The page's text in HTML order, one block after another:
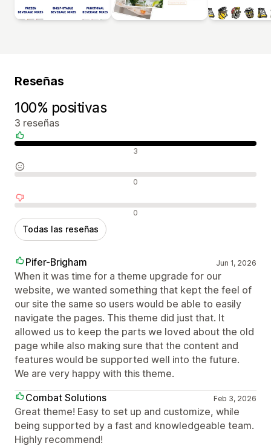
Reseñas
100% positivas
3 reseñas
Reseñas positivas 3
Reseñas neutras 0
Reseñas negativas 0
Todas las reseñas
Pifer-Brigham Jun 1, 2026
When it was time for a theme upgrade for our
website, we wanted something that kept the feel of
our site the same so users would be able to easily
navigate the pages. This theme did just that. It
allowed us to keep the parts we loved about the old
page while also making sure that the content and
features would be supported well into the future.
We are very happy with this theme.
Combat Solutions
Feb 3, 2026
Great theme! Easy to set up and customize, while
being supported by a fast and knowledgeable team.
Highly recommend!